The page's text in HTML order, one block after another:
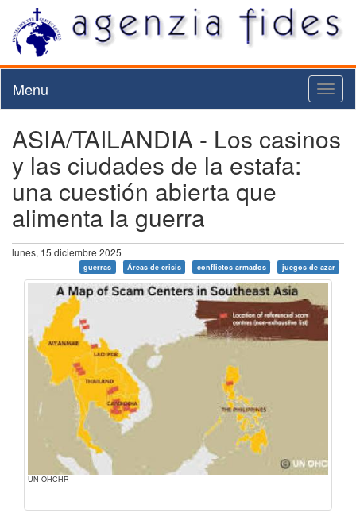
Menu
ASIA/TAILANDIA - Los casinos
y las ciudades de la estafa:
una cuestión abierta que
alimenta la guerra
lunes, 15 diciembre 2025
guerras Áreas de crisis conflictos armados juegos de azar
UN OHCHR